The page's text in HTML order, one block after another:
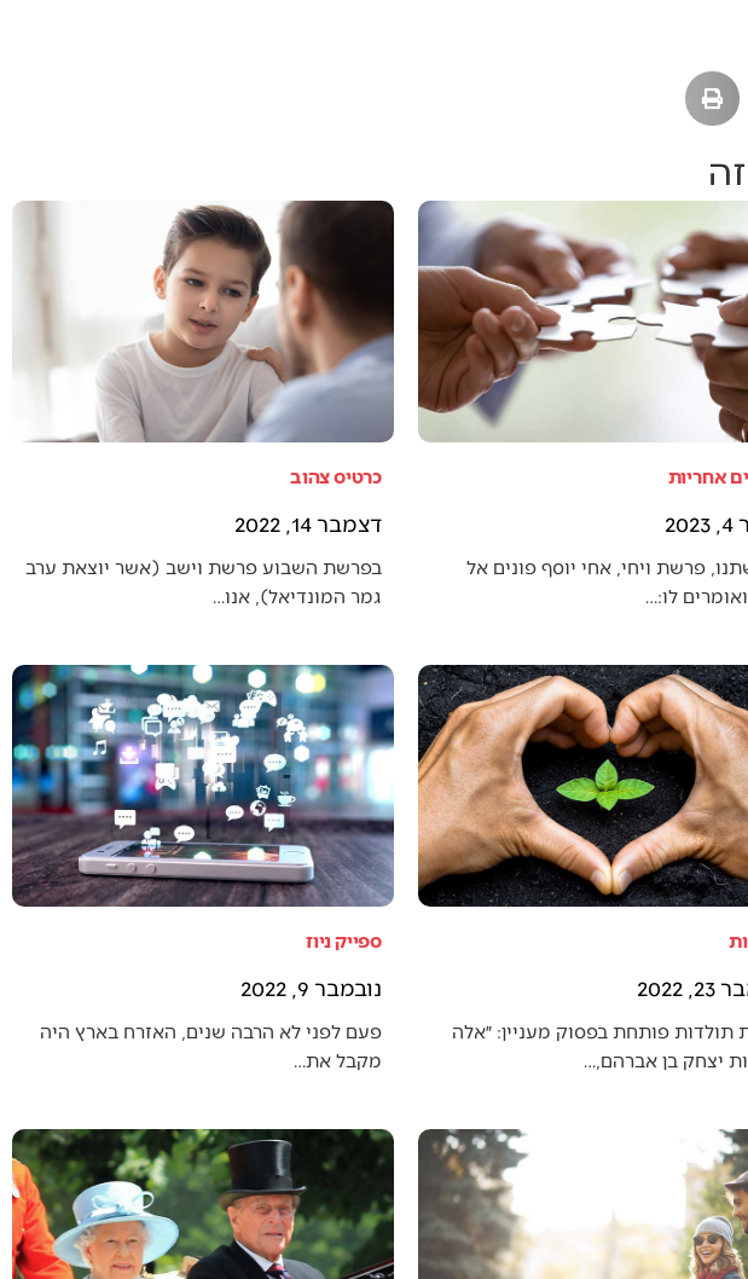
אחריות
פרשת ויחי, אחי יוסף פונים אל
לו:…
כרטיס צהוב
דצמבר 14, 2022
בפרשת השבוע פרשת וישב (אשר יוצאת ערב
גמר המונדיאל), אנו…
2022
תולדות פותחת בפסוק מעניין: ״אלה
יצחק בן אברהם,…
ספייק ניוז
נובמבר 9, 2022
פעם לפני לא הרבה שנים, האזרח בארץ היה
מקבל את…